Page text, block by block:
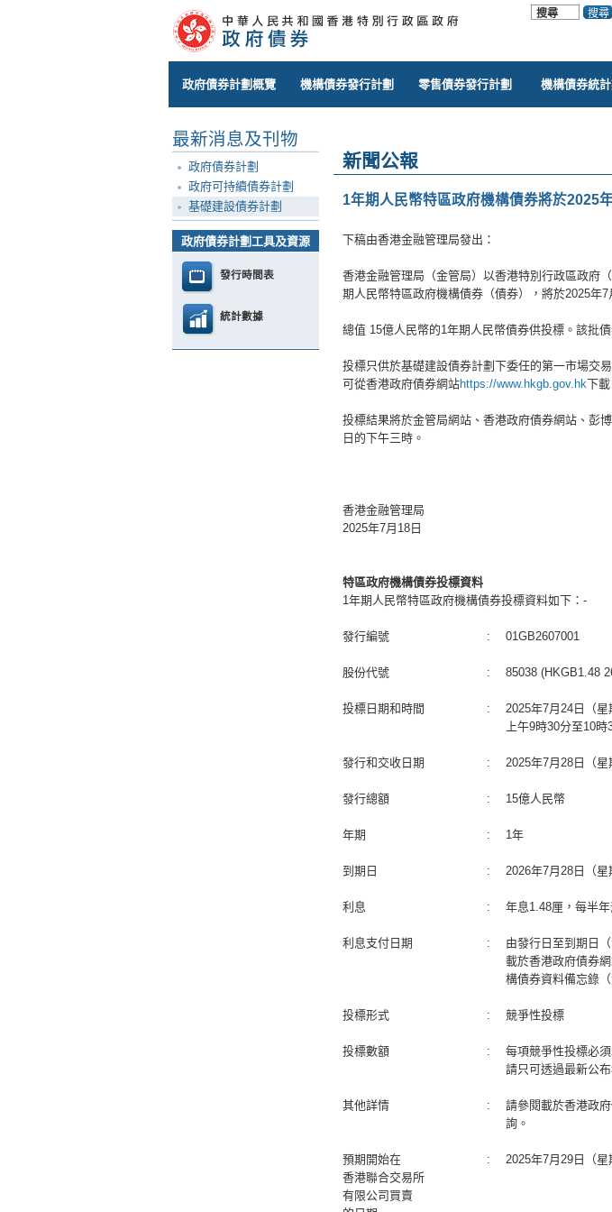
政府債券計劃概覽 機構債券發行計劃 零售債券發行計劃 機構債券統
最新消息及刊物
政府債券計劃
政府可持續債券計劃
基礎建設債券計劃
政府債券計劃工具及資源
發行時間表
統計數據
新聞公報
1年期人民幣特區政府機構債券將於2025
下稿由香港金融管理局發出：
香港金融管理局（金管局）以香港特別行政區政府
期人民幣特區政府機構債券（債券），將於2025年
總值 15億人民幣的1年期人民幣債券供投標。該批
投標只供於基礎建設債券計劃下委任的第一市場交
可從香港政府債券網站https://www.hkgb.gov.hk下
投標結果將於金管局網站、香港政府債券網站、彭
日的下午三時。
香港金融管理局
2025年7月18日
特區政府機構債券投標資料
1年期人民幣特區政府機構債券投標資料如下：-
發行編號 : 01GB2607001
股份代號 : 85038 (HKGB1.48
投標日期和時間 :
2025年7月24日（星
上午9時30分至10時
發行和交收日期 : 2025年7月28日（星
發行總額 : 15億人民幣
年期 : 1年
到期日 : 2026年7月28日（星
利息 : 年息1.48厘，每半
利息支付日期 :
由發行日至到期日
載於香港政府債券
構債券資料備忘錄
投標形式 : 競爭性投標
投標數額 :
每項競爭性投標必
請只可透過最新公
其他詳情 :
請參閱載於香港政
詢。
預期開始在
香港聯合交易所
有限公司買賣
: 2025年7月29日（星